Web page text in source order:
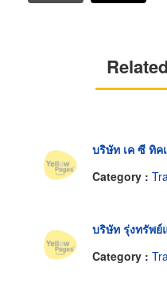
บริษัท เค ซี ทิค
Category :
บริษัท รุ่งทรัพย์
Category :